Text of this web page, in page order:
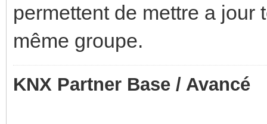
permettent de mettre a jour
même groupe.
KNX Partner Base / Avancé